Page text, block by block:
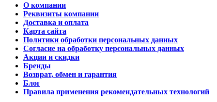
О компании
Реквизиты компании
Доставка и оплата
Карта сайта
Политики обработки персональных данных
Согласие на обработку персональных данных
Акции и скидки
Бренды
Возврат, обмен и гарантия
Блог
Правила применения рекомендательных технологий